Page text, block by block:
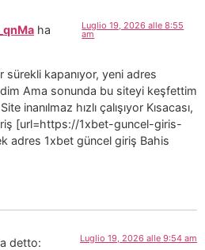
ha
Luglio 19, 2026 alle 8:55
am
sürekli kapanıyor, yeni adres
Ama sonunda bu siteyi keşfettim
inanılmaz hızlı çalışıyor Kısacası,
[url=https://1xbet-guncel-giris-
adres 1xbet güncel giriş Bahis
detto: Luglio 19, 2026 alle 9:54 am